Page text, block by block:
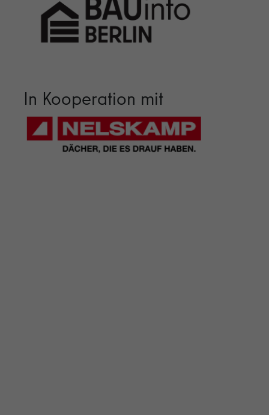
In Kooperation mit